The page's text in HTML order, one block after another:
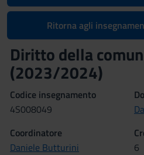
Ritorna agli
Diritto della
(2023/2024)
Codice insegnamento
4S008049
Coordinatore
Daniele Butturini
6